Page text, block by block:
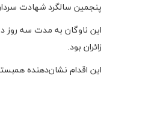
پنجمین سالگرد شهادت
این ناوگان به مدت سه روز
زائران بود.
این اقدام نشان‌دهنده